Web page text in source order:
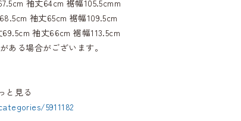
袖丈64cm 裾幅105.5cmm
袖丈65cm 裾幅109.5cm
袖丈66cm 裾幅113.5cm
ある場合がございます。
と見る
5911182